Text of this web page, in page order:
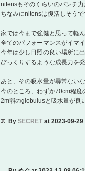
nitensもそのくらいのパンチ
ちなみにnitensは復活しそう
家では今まで強健と思って軽
全てのパフォーマンスがイマ
今年は少し日照の良い場所に
びっくりするような成長力を
あと、その吸水量が尋常ない
今のところ、わずか70cm程度
2m弱のglobulusと吸水量が良
By SECRET at 2023-09-